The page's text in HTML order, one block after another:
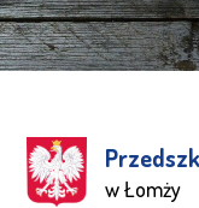
w Łomży